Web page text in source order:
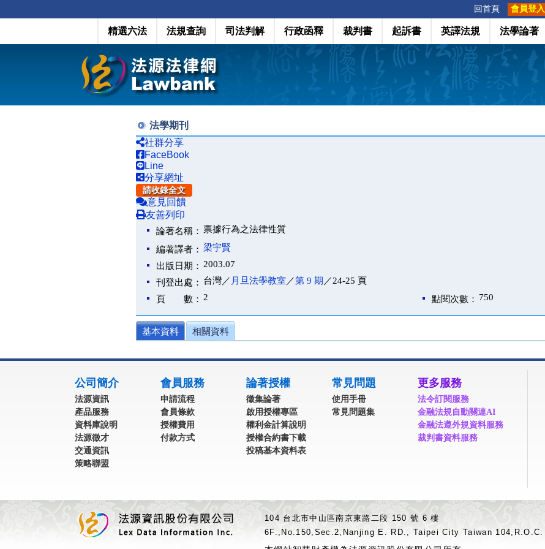
回首頁 會員登入
精選六法 法規查詢 司法判解 行政函釋 裁判書 起訴書 英譯法規 法學論著
法學期刊
社群分享
FaceBook
Line
分享網址
請收錄全文
意見回饋
友善列印
論著名稱： 票據行為之法律性質
編著譯者： 梁宇賢
出版日期： 2003.07
刊登出處： 台灣／ 月旦法學教室 ／第 9 期 ／24-25 頁
頁 數： 2 點閱次數： 750
基本資料 相關資料
公司簡介
法源資訊
產品服務
資料庫說明
法源徵才
交通資訊
策略聯盟
會員服務
申請流程
會員條款
授權費用
付款方式
論著授權
徵集論著
啟用授權專區
權利金計算說明
授權合約書下載
投稿基本資料表
常見問題
使用手冊
常見問題集
更多服務
法令訂閱服務
金融法規自動關連AI
金融法遵外規資料服務
裁判書資料服務
104 台北市中山區南京東路二段 150 號 6 樓
6F.,No.150,Sec.2,Nanjing E. RD., Taipei City Taiwan 104,R.O.C.